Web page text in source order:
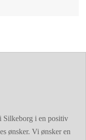
i en positiv
ønsker. Vi ønsker en